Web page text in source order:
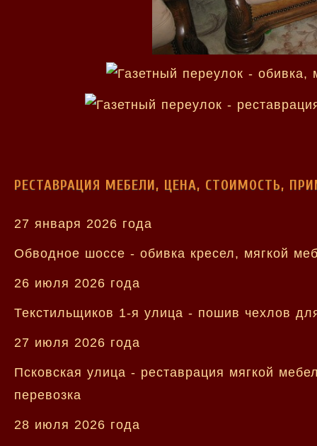
РЕСТАВРАЦИЯ МЕБЕЛИ, ЦЕНА, СТОИМОСТЬ,
27 января 2026 года
Обводное шоссе - обивка кресел, мягкой
26 июля 2026 года
Текстильщиков 1-я улица - пошив чехлов
27 июля 2026 года
Псковская улица - реставрация мягкой
перевозка
28 июля 2026 года